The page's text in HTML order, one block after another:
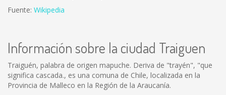
Fuente: Wikipedia
Información sobre la ciudad Traiguen
Traiguén, palabra de origen mapuche. Deriva de "trayén", "que
significa cascada., es una comuna de Chile, localizada en la
Provincia de Malleco en la Región de la Araucanía.